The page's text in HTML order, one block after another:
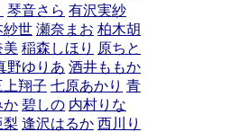
琴音さら 有沢実紗
紗世 瀬奈まお 柏木胡
美 稲森しほり 原ちと
野ゆりあ 酒井ももか
上翔子 七原あかり 青
か 碧しの 内村りな
梨 逢沢はるか 西川り